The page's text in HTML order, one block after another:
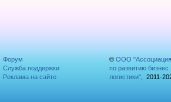
Форум
Служба поддержки
Реклама на сайте
© ООО "Ассоциация
по развитию бизнес
логистики", 2011-